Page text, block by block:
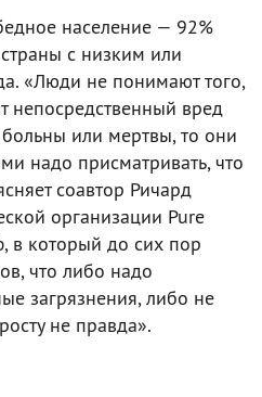
население — 92%
с низким или
«Люди не понимают того,
непосредственный вред
или мертвы, то они
надо присматривать, что
соавтор Ричард
организации Pure
в который до сих пор
что либо надо
загрязнения, либо не
не правда».